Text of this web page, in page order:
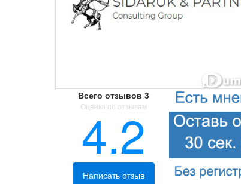
Всего отзывов 3
Оценка по отзывам
4.2
Написать отзыв